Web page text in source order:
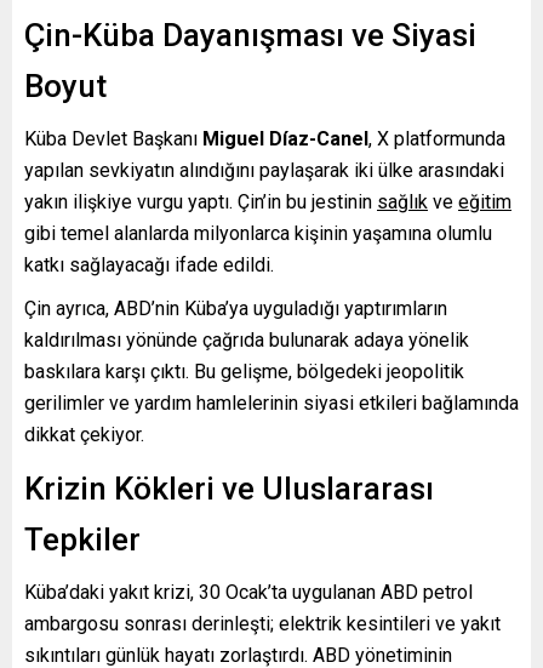
Çin-Küba Dayanışması ve Siyasi
Boyut
Küba Devlet Başkanı Miguel Díaz-Canel, X platformunda
yapılan sevkiyatın alındığını paylaşarak iki ülke arasındaki
yakın ilişkiye vurgu yaptı. Çin’in bu jestinin sağlık ve eğitim
gibi temel alanlarda milyonlarca kişinin yaşamına olumlu
katkı sağlayacağı ifade edildi.
Çin ayrıca, ABD’nin Küba’ya uyguladığı yaptırımların
kaldırılması yönünde çağrıda bulunarak adaya yönelik
baskılara karşı çıktı. Bu gelişme, bölgedeki jeopolitik
gerilimler ve yardım hamlelerinin siyasi etkileri bağlamında
dikkat çekiyor.
Krizin Kökleri ve Uluslararası
Tepkiler
Küba’daki yakıt krizi, 30 Ocak’ta uygulanan ABD petrol
ambargosu sonrası derinleşti; elektrik kesintileri ve yakıt
sıkıntıları günlük hayatı zorlaştırdı. ABD yönetiminin